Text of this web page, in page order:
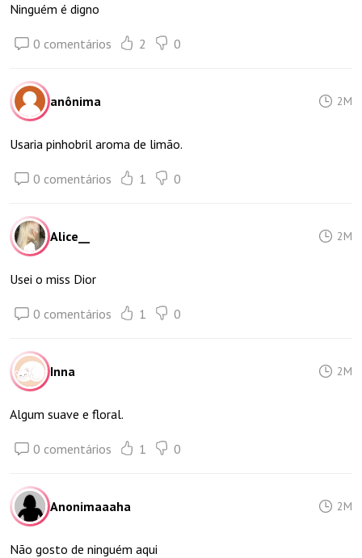
Ninguém é digno
0 comentários 2 0
anônima 2M
Usaria pinhobril aroma de limão.
0 comentários 1 0
Alice__ 2M
Usei o miss Dior
0 comentários 1 0
Inna 2M
Algum suave e floral.
0 comentários 1 0
Anonimaaaha 2M
Não gosto de ninguém aqui